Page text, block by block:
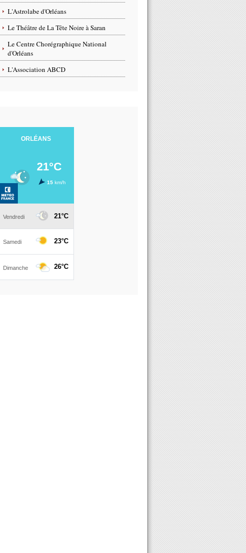
L'Astrolabe d'Orléans
Le Théâtre de La Tête Noire à Saran
Le Centre Chorégraphique National
d'Orléans
L'Association ABCD